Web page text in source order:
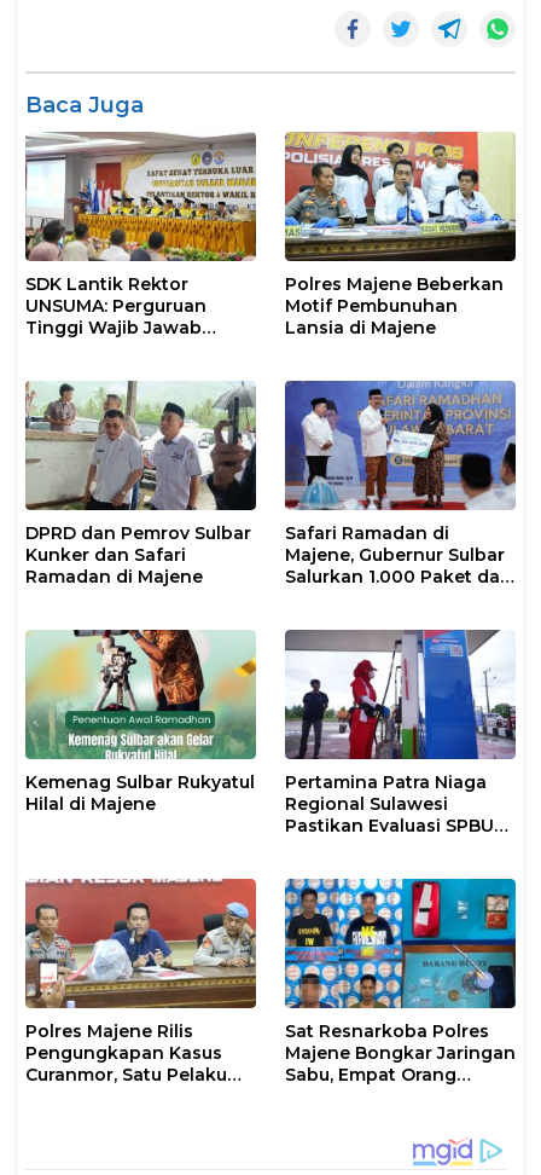
Baca Juga
SDK Lantik Rektor
UNSUMA: Perguruan
Tinggi Wajib Jawab
Polres Majene Beberkan
Motif Pembunuhan
Lansia di Majene
DPRD dan Pemrov Sulbar
Kunker dan Safari
Ramadan di Majene
Safari Ramadan di
Majene, Gubernur Sulbar
Salurkan 1.000 Paket dan
Kemenag Sulbar Rukyatul
Hilal di Majene
Pertamina Patra Niaga
Regional Sulawesi
Pastikan Evaluasi SPBU
Terjaga
Polres Majene Rilis
Pengungkapan Kasus
Curanmor, Satu Pelaku
Sat Resnarkoba Polres
Majene Bongkar Jaringan
Sabu, Empat Orang